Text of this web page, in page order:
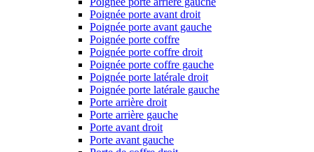
Poignée porte avant droit
Poignée porte avant gauche
Poignée porte coffre
Poignée porte coffre droit
Poignée porte coffre gauche
Poignée porte latérale droit
Poignée porte latérale gauche
Porte arrière droit
Porte arrière gauche
Porte avant droit
Porte avant gauche